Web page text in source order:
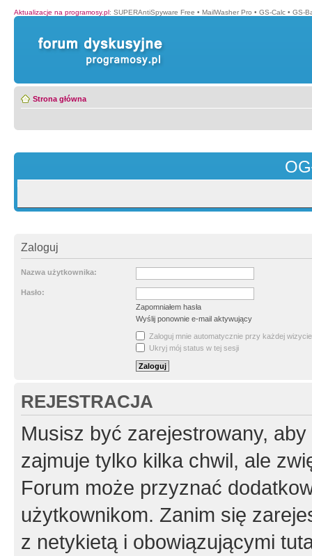
Aktualizacje na programosy.pl: SUPERAntiSpyware Free • MailWasher Pro • GS-Calc • GS-
Strona główna
Zaloguj
Nazwa użytkownika:
Hasło:
Zapomniałem hasła
Wyślij ponownie e-mail aktywujący
Zaloguj mnie automatycznie przy każdej wizycie
Ukryj mój status w tej sesji
REJESTRACJA
Musisz być zarejestrowany,
zajmuje tylko kilka chwil, ale
Forum może przyznać
użytkownikom. Zanim się
z netykietą i obowiązującymi